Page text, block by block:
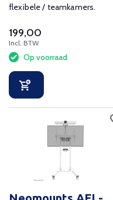
flexibele / teamkamers.
199,00
Incl. BTW
Op voorraad